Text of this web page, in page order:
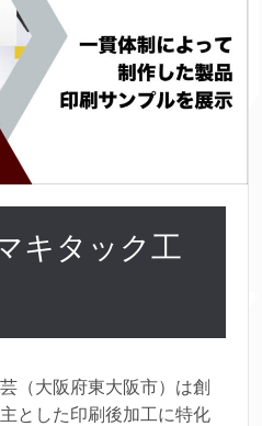
キタック工
（大阪府東大阪市）は創
とした印刷後加工に特化